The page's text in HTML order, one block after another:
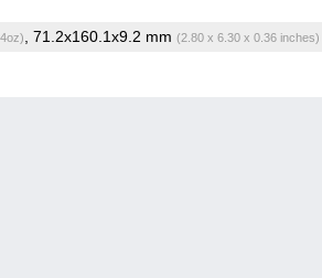
, 71.2x160.1x9.2 mm (2.80 x 6.30 x 0.36 inches)